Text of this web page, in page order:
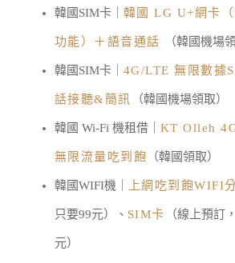
韓國SIM卡｜ 韓國 LG U+網卡
功能）＋語音通話 （韓國機場
韓國SIM卡｜ 4G/LTE 無限數據
話接聽&簡訊 （韓國機場領取）
韓國 Wi-Fi 機租借｜ KT Olleh
無限流量吃到飽 （韓國領取）
韓國WIFI機｜ 上網吃到飽WIFI
只要99元）、 SIM卡 （線上預訂
元）